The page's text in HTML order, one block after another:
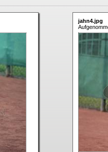
jahn4.jpg